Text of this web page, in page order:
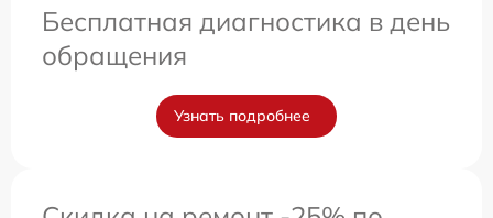
Бесплатная диагностика в день
обращения
Узнать подробнее